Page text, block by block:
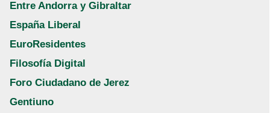
Entre Andorra y Gibraltar
España Liberal
EuroResidentes
Filosofía Digital
Foro Ciudadano de Jerez
Gentiuno